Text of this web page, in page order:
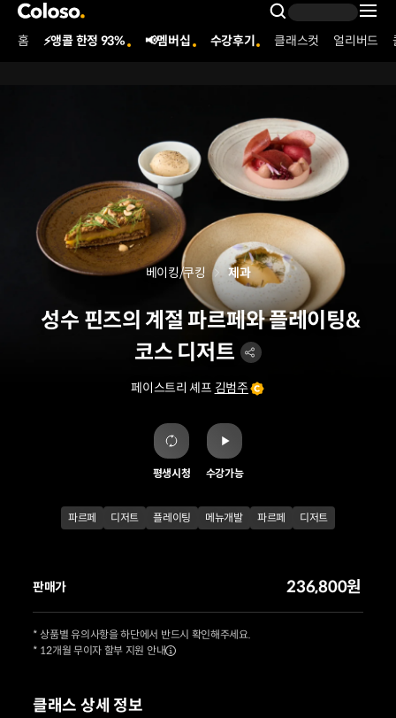
콜로소
Search
Coloso Menu
홈 ⚡앵콜 한정 93% 📢멤버십 수강후기 클래스컷 얼리버드
성수 핀즈의 계절 파르페와 플레이팅&
코스 디저트
페이스트리 셰프 김범주
베이킹/쿠킹 제과
평생시청 수강가능
파르페 디저트 플레이팅 메뉴개발 파르페 디저트
클래스 상세 정보
판매가 236,800원
* 상품별 유의사항을 하단에서 반드시 확인해주세요.
* 12개월 무이자 할부 지원 안내